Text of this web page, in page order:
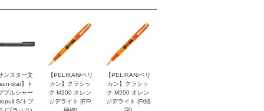
ンスター文
star】ト
プルシャー
S/トプ
【PELIKAN/ペリ
カン】クラシッ
ク M200 オレン
ジデライト (EF/
【PELIKAN/ペリ
カン】クラシッ
ク M200 オレン
ジデライト (F/細